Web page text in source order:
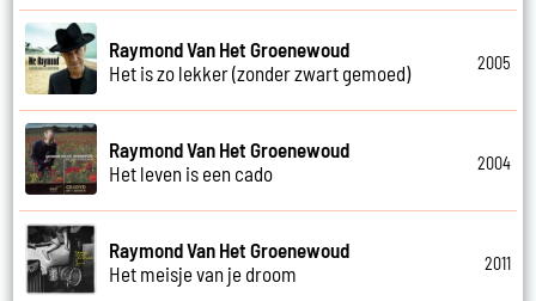
Raymond Van Het Groenewoud
Het is zo lekker (zonder zwart gemoed)
2005
Raymond Van Het Groenewoud
Het leven is een cado
2004
Raymond Van Het Groenewoud
Het meisje van je droom
2011